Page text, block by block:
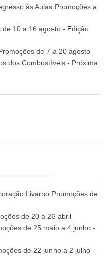
às Aulas Promoções a
10 a 16 agosto - Edição
de 7 a 20 agosto
dos Combustíveis - Próxima
Livarno Promoções de
de 20 a 26 abril
de 25 maio a 4 junho -
de 22 junho a 2 julho -